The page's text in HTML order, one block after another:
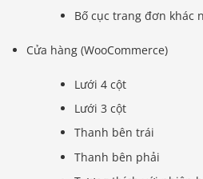
Bố cục trang đơn khác
Cửa hàng (WooCommerce)
Lưới 4 cột
Lưới 3 cột
Thanh bên trái
Thanh bên phải